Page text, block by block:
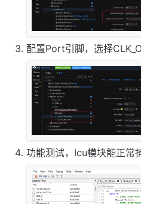
配置Port引脚，选择
功能测试，Icu模块能正常